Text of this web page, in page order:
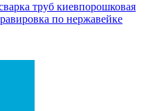
труб киевпорошковая
по нержавейке